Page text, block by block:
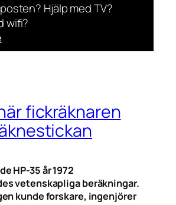
Hjälp med TV?
wifi?
fickräknaren
HP-35 år 1972
vetenskapliga beräkningar.
kunde forskare, ingenjörer